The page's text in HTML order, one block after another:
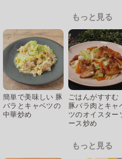
もっと見る
簡単で美味しい 豚
バラとキャベツの
中華炒め
ごはんがすすむ
豚バラ肉とキャ
ツのオイスター
ース炒め
もっと見る